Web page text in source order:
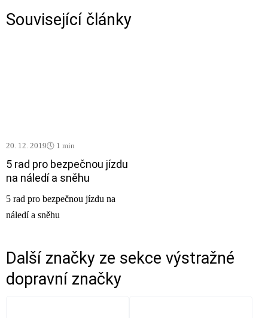
Související články
20. 12. 2019🕓 1 min
5 rad pro bezpečnou jízdu
na náledí a sněhu
5 rad pro bezpečnou jízdu na
náledí a sněhu
Další značky ze sekce výstražné
dopravní značky